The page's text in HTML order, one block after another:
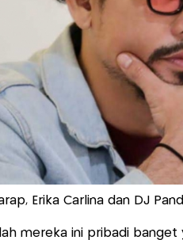
Erika Carlina dan DJ
mereka ini pribadi